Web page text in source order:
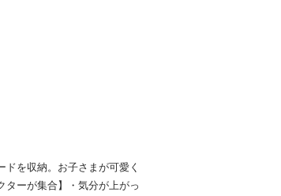
ドを収納。お子さまが可愛く
ターが集合】・気分が上がっ